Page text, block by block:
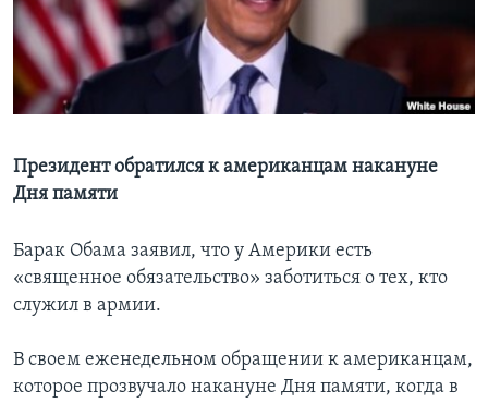
Learning English
СОЦИАЛЬНЫЕ СЕТИ
Языки
Президент обратился к американцам накануне
Дня памяти
Барак Обама заявил, что у Америки есть
«священное обязательство» заботиться о тех, кто
служил в армии.
В своем еженедельном обращении к американцам,
которое прозвучало накануне Дня памяти, когда в